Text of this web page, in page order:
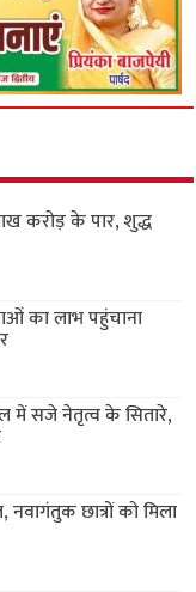
करोड़ के पार, शुद्ध
का लाभ पहुंचाना
में सजे नेतृत्व के सितारे,
छात्रों को मिला